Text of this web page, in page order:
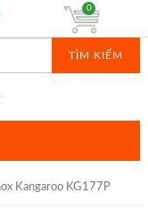
TÌM KIẾM
0
Kangaroo KG177P